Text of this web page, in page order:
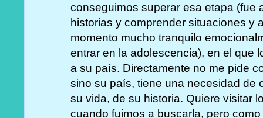
conseguimos superar esa etapa (fue
historias y comprender situaciones y
momento mucho tranquilo
entrar en la adolescencia), en el que
a su país. Directamente no me pide
sino su país, tiene una necesidad de
su vida, de su historia. Quiere visitar
cuando fuimos a buscarla, pero